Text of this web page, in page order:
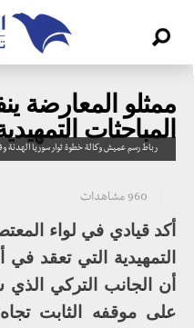
ممثلو المعارضة
المباحثات
رباط رسم عميش وكالة خطوة ثوار سوريا الهدنة
960 مشاهدات
أكد قيادي في لواء
التمهيدية التي تعقد في
أن الجانب التركي
على موقفه الثابت